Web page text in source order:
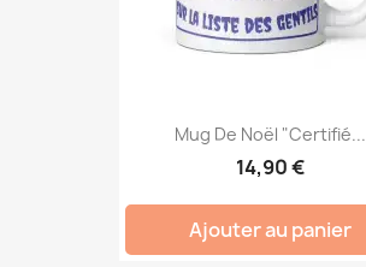
Mug De Noël "Certifié...
14,90 €
Ajouter au panier